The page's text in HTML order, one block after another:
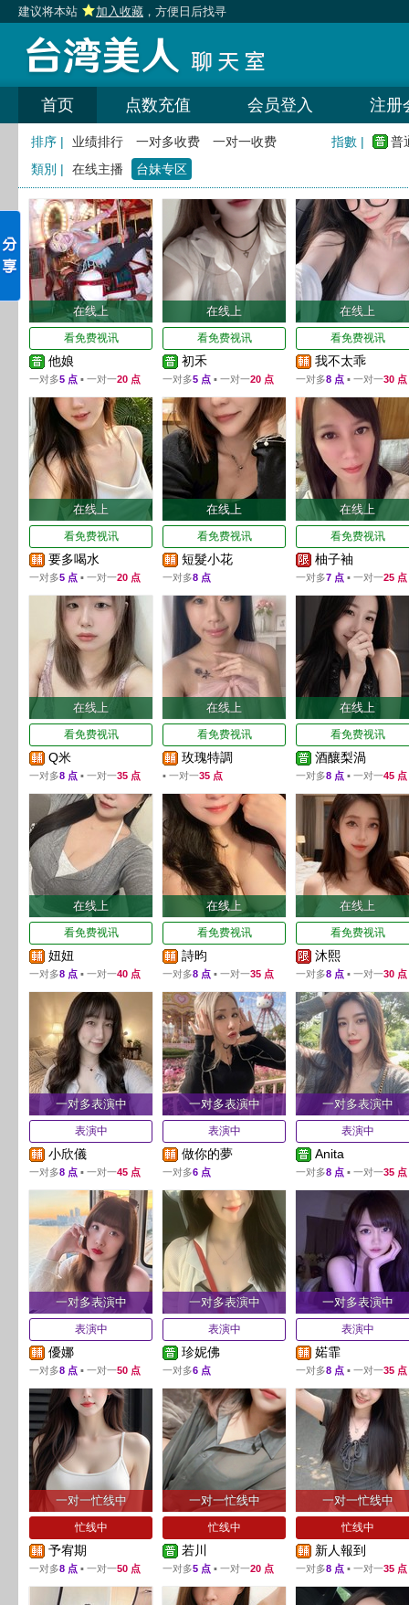
建议将本站 加入收藏 ，方便日后找寻
首页 点数充值 会员登入 注册
排序 | 业绩排行 一对多收费 一对一收费 指數 |
普
類別 |
在线主播 台妹专区
在线上
看免费视讯
他娘
一对多5 点 ▪ 一对一20 点
在线上
看免费视讯
初禾
一对多5 点 ▪ 一对一20 点
在线上
看免费视讯
我不太乖
一对多8 点 ▪ 一对一30 点
在线上
看免费视讯
要多喝水
一对多5 点 ▪ 一对一20 点
在线上
看免费视讯
短髮小花
一对多8 点
在线上
看免费视讯
柚子袖
一对多7 点 ▪ 一对一25 点
在线上
看免费视讯
Q米
一对多8 点 ▪ 一对一35 点
在线上
看免费视讯
玫瑰特調
▪ 一对一35 点
在线上
看免费视讯
酒釀梨渦
一对多8 点 ▪ 一对一45 点
在线上
看免费视讯
妞妞
一对多8 点 ▪ 一对一40 点
在线上
看免费视讯
詩昀
一对多8 点 ▪ 一对一35 点
在线上
看免费视讯
沐熙
一对多8 点 ▪ 一对一30 点
一对多表演中
表演中
小欣儀
一对多8 点 ▪ 一对一45 点
一对多表演中
表演中
做你的夢
一对多6 点
一对多表演中
表演中
Anita
一对多8 点 ▪ 一对一35 点
一对多表演中
表演中
優娜
一对多8 点 ▪ 一对一50 点
一对多表演中
表演中
珍妮佛
一对多6 点
一对多表演中
表演中
婼霏
一对多8 点 ▪ 一对一35 点
一对一忙线中
忙线中
予宥期
一对多8 点 ▪ 一对一50 点
一对一忙线中
忙线中
若川
一对多5 点 ▪ 一对一20 点
一对一忙线中
忙线中
新人報到
一对多8 点 ▪ 一对一35 点